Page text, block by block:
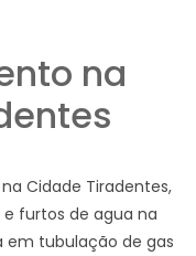
na
Cidade Tiradentes,
furtos de agua na
em tubulação de gas